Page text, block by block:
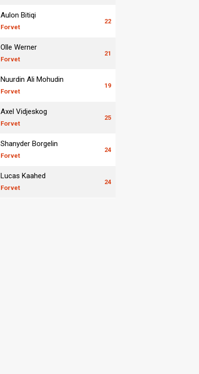
Aulon Bitiqi
Forvet
22
Olle Werner
Forvet
21
Nuurdin Ali Mohudin
Forvet
19
Axel Vidjeskog
Forvet
25
Shanyder Borgelin
Forvet
24
Lucas Kaahed
Forvet
24